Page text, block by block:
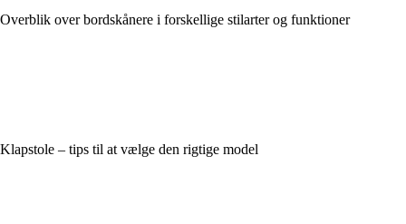
Overblik over bordskånere i forskellige stilarter og funktioner
Klapstole – tips til at vælge den rigtige model